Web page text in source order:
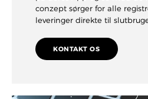
conzept sørger for alle
leveringer direkte til
KONTAKT OS